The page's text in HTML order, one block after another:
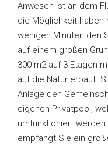
Anwesen ist an dem
die Möglichkeit haben
wenigen Minuten den
auf einem großen
300 m2 auf 3 Etagen
auf die Natur erbaut.
Anlage den
eigenen Privatpool,
umfunktioniert werden
empfängt Sie ein